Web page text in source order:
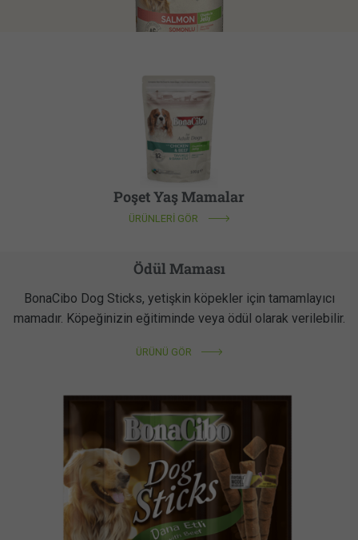
Poşet Yaş Mamalar
ÜRÜNLERİ GÖR
Ödül Maması
BonaCibo Dog Sticks, yetişkin köpekler için tamamlayıcı
mamadır. Köpeğinizin eğitiminde veya ödül olarak verilebilir.
ÜRÜNÜ GÖR